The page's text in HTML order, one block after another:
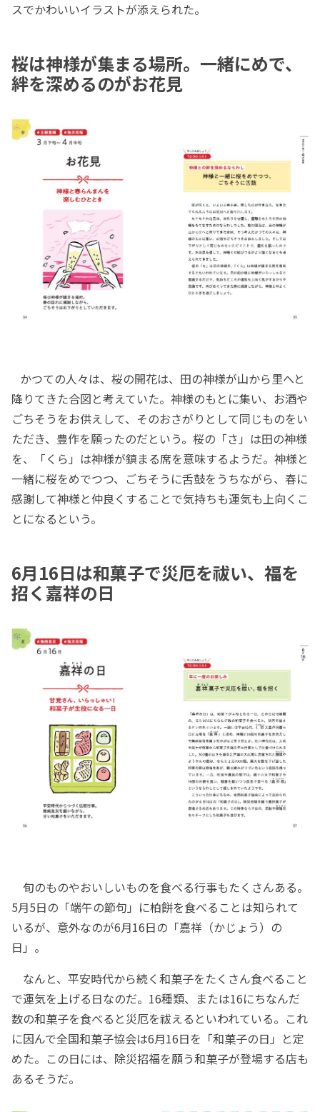
スでかわいいイラストが添えられた。
桜は神様が集まる場所。一緒にめで、
絆を深めるのがお花見
かつての人々は、桜の開花は、田の神様が山から里へと
降りてきた合図と考えていた。神様のもとに集い、お酒や
ごちそうをお供えして、そのおさがりとして同じものをい
ただき、豊作を願ったのだという。桜の「さ」は田の神様
を、「くら」は神様が鎮まる席を意味するようだ。神様と
一緒に桜をめでつつ、ごちそうに舌鼓をうちながら、春に
感謝して神様と仲良くすることで気持ちも運気も上向くこ
とになるという。
6月16日は和菓子で災厄を祓い、福を
招く嘉祥の日
旬のものやおいしいものを食べる行事もたくさんある。
5月5日の「端午の節句」に柏餅を食べることは知られて
いるが、意外なのが6月16日の「嘉祥（かじょう）の
日」。
なんと、平安時代から続く和菓子をたくさん食べること
で運気を上げる日なのだ。16種類、または16にちなんだ
数の和菓子を食べると災厄を祓えるといわれている。これ
に因んで全国和菓子協会は6月16日を「和菓子の日」と定
めた。この日には、除災招福を願う和菓子が登場する店も
あるそうだ。